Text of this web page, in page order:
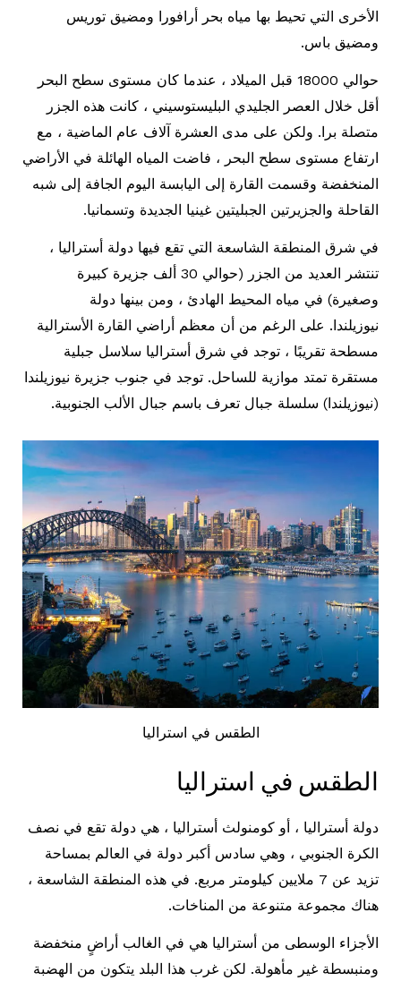
الأخرى التي تحيط بها مياه بحر أرافورا ومضيق توريس
ومضيق باس.
حوالي 18000 قبل الميلاد ، عندما كان مستوى سطح البحر
أقل خلال العصر الجليدي البليستوسيني ، كانت هذه الجزر
متصلة برا. ولكن على مدى العشرة آلاف عام الماضية ، مع
ارتفاع مستوى سطح البحر ، فاضت المياه الهائلة في الأراضي
المنخفضة وقسمت القارة إلى اليابسة اليوم الجافة إلى شبه
القاحلة والجزيرتين الجبليتين غينيا الجديدة وتسمانيا.
في شرق المنطقة الشاسعة التي تقع فيها دولة أستراليا ،
تنتشر العديد من الجزر (حوالي 30 ألف جزيرة كبيرة
وصغيرة) في مياه المحيط الهادئ ، ومن بينها دولة
نيوزيلندا. على الرغم من أن معظم أراضي القارة الأسترالية
مسطحة تقريبًا ، توجد في شرق أستراليا سلاسل جبلية
مستقرة تمتد موازية للساحل. توجد في جنوب جزيرة نيوزيلندا
(نيوزيلندا) سلسلة جبال تعرف باسم جبال الألب الجنوبية.
الطقس في استراليا
الطقس في استراليا
دولة أستراليا ، أو كومنولث أستراليا ، هي دولة تقع في نصف
الكرة الجنوبي ، وهي سادس أكبر دولة في العالم بمساحة
تزيد عن 7 ملايين كيلومتر مربع. في هذه المنطقة الشاسعة ،
هناك مجموعة متنوعة من المناخات.
الأجزاء الوسطى من أستراليا هي في الغالب أراضٍ منخفضة
ومنبسطة غير مأهولة. لكن غرب هذا البلد يتكون من الهضبة